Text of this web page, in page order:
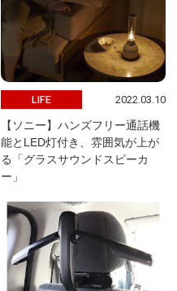
LIFE 2022.03.10
【ソニー】ハンズフリー通話機
能とLED灯付き、雰囲気が上が
る「グラスサウンドスピーカ
ー」